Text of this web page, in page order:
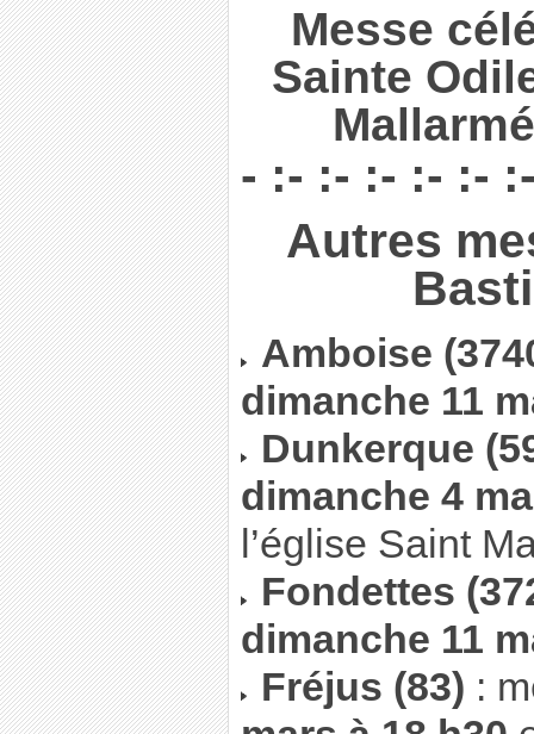
Messe
Sainte
- :- :- :- :- :-
Autres
Amboise
dimanche 11
Dunkerque
dimanche 4
l’église Saint
Fondettes
dimanche 11
Fréjus (83) :